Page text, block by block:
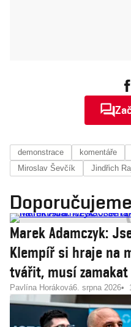
demonstrace komentáře
Miroslav Ševčík
Jindřich
Doporučujeme
Marek Adamczyk:
Klempíř si hraje na
tvářit, musí zamakat
Pavlína Horáková6. srpna 2026